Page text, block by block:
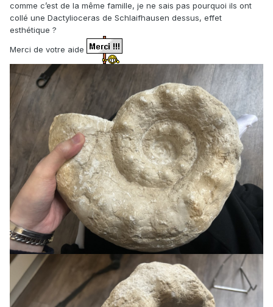
comme c’est de la même famille, je ne sais pas pourquoi ils ont
collé une Dactylioceras de Schlaifhausen dessus, effet
esthétique ?
Merci de votre aide